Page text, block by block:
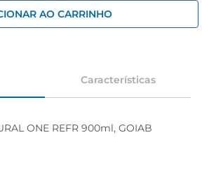
AO CARRINHO
Características
ONE REFR 900ml, GOIAB